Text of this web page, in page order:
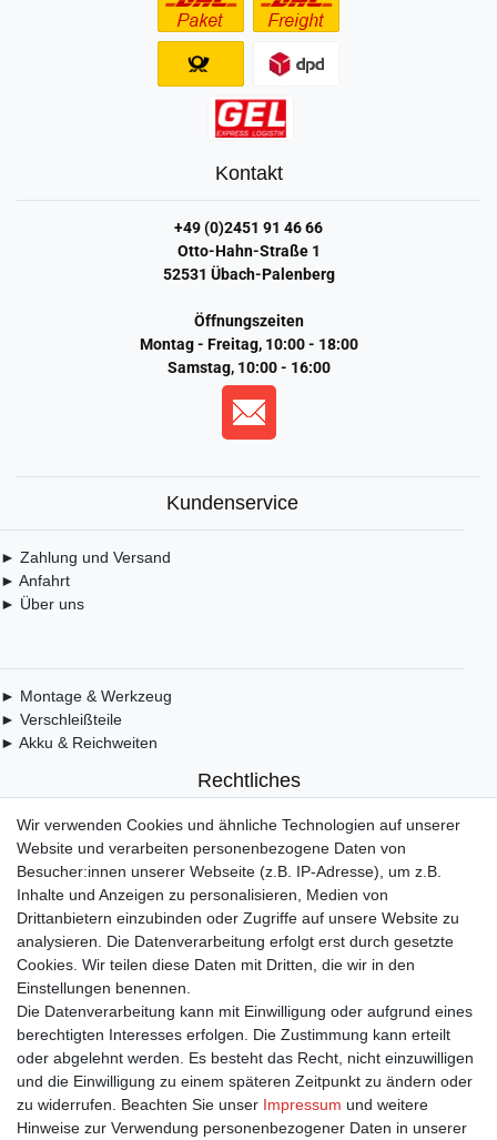
Kontakt
+49 (0)2451 91 46 66
Otto-Hahn-Straße 1
52531 Übach-Palenberg
Öffnungszeiten
Montag - Freitag, 10:00 - 18:00
Samstag, 10:00 - 16:00
Kundenservice
► Zahlung und Versand
► Anfahrt
► Über uns
► Montage & Werkzeug
► Verschleißteile
► Akku & Reichweiten
Rechtliches
► Widerrufsbelehrung & Widerrufsformular
► Impressum
► Daten­schutz­erklärung
► AGB & Kundeninformation
► Barrierefreiheitserklärung
► Batterieentsorgung
► Kontakt
Mein Konto
► Registrieren
► Login
► Warenkorb
► Zur Kasse
Wir verwenden Cookies und ähnliche Technologien auf unserer
Website und verarbeiten personenbezogene Daten von
Besucher:innen unserer Webseite (z.B. IP-Adresse), um z.B.
Inhalte und Anzeigen zu personalisieren, Medien von
Drittanbietern einzubinden oder Zugriffe auf unsere Website zu
analysieren. Die Datenverarbeitung erfolgt erst durch gesetzte
Cookies. Wir teilen diese Daten mit Dritten, die wir in den
Einstellungen benennen.
Die Datenverarbeitung kann mit Einwilligung oder aufgrund eines
berechtigten Interesses erfolgen. Die Zustimmung kann erteilt
oder abgelehnt werden. Es besteht das Recht, nicht einzuwilligen
und die Einwilligung zu einem späteren Zeitpunkt zu ändern oder
zu widerrufen. Beachten Sie unser Impressum und weitere
Hinweise zur Verwendung personenbezogener Daten in unserer